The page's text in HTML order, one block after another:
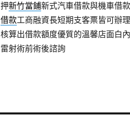
押新竹當鋪新式汽車借款與機車借
借款工商融資長短期支客票皆可辦
核算出借款額度優質的溫馨店面白
雷射術前術後諮詢